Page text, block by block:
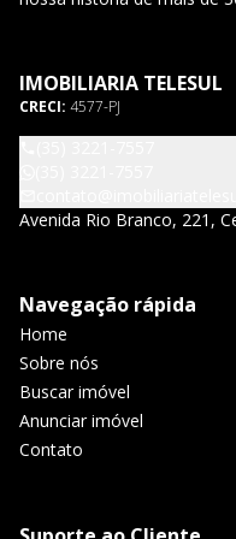
IMOBILIARIA TELESUL
CRECI: 4577-PJ
Avenida Rio Branco, 221,
Navegação rápida
Home
Sobre nós
Buscar imóvel
Anunciar imóvel
Contato